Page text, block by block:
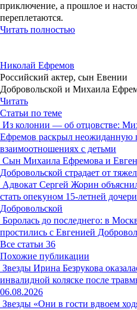
приключение, а прошлое и
переплетаются.
Читать полностью
Николай Ефремов
Российский актер, сын Евении
Добровольской и Михаила
Читать
Статьи по теме
Из колонии — об отцовстве:
Ефремов раскрыл неожиданную
взаимоотношениях с детьми
Сын Михаила Ефремова и
Добровольской страдает от
Адвокат Сергей Жорин
стать опекуном 15-летней
Добровольской
Боролась до последнего: в
простились с Евгенией
Все статьи 36
Похожие публикации
Звезды Ирина Безрукова
инвалидной коляске после
06.08.2026
Звезды «Они в гости вдвоем